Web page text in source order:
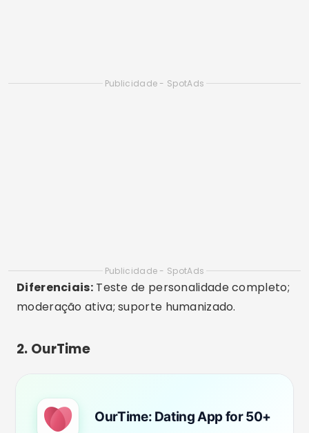
inclusive viúvos(as), que estão prontos para
novas amizades ou um novo amor.
intuitiva, o OurTime facilita o uso mesmo para
(amizade, companhia ou romance) e filtrar por
localização, interesses e até experiências de vida